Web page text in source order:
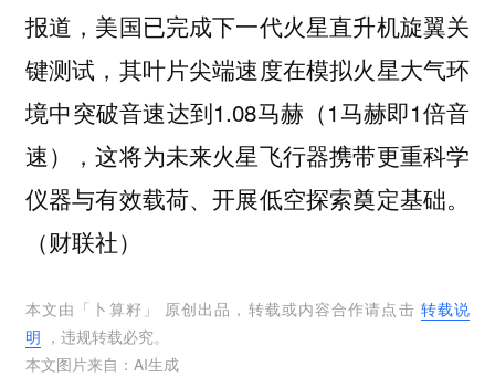
报道，美国已完成下一代火星直升机旋翼关
键测试，其叶片尖端速度在模拟火星大气环
境中突破音速达到1.08马赫（1马赫即1倍音
速），这将为未来火星飞行器携带更重科学
仪器与有效载荷、开展低空探索奠定基础。
（财联社）
本文由「 卜算籽 」 原创出品，转载或内容合作请点击 转载说
明 ，违规转载必究。
本文图片来自： AI生成